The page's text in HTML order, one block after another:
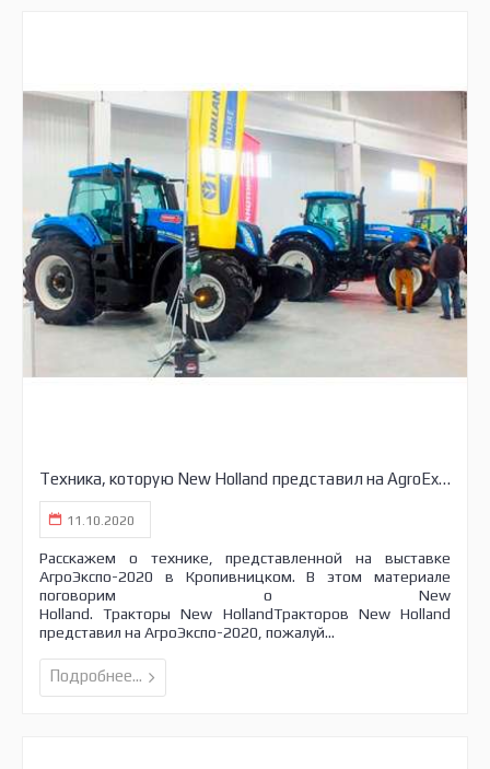
Техника, которую New Holland представил на AgroExpo 2020
11.10.2020
Расскажем о технике, представленной на выставке
АгроЭкспо-2020 в Кропивницком. В этом материале
поговорим о New
Holland. Тракторы New HollandТракторов New Holland
представил на АгроЭкспо-2020, пожалуй...
Подробнее...